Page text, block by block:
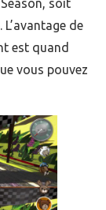
soit
de
est quand
vous pouvez